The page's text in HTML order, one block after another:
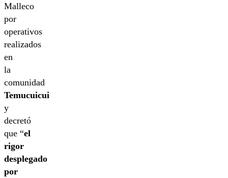
Malleco
por
operativos
realizados
en
la
comunidad
Temucuicui
y
decretó
que “el
rigor
desplegado
por